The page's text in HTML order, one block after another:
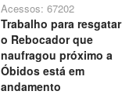
Acessos: 67202
Trabalho para resgatar
o Rebocador que
naufragou próximo a
Óbidos está em
andamento